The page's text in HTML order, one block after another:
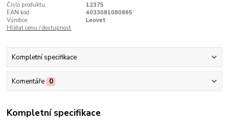
Číslo produktu:
12375
EAN kód:
4033081080865
Výrobce:
Leovet
Hlídat cenu / dostupnost
Kompletní specifikace
Komentáře 0
Kompletní specifikace